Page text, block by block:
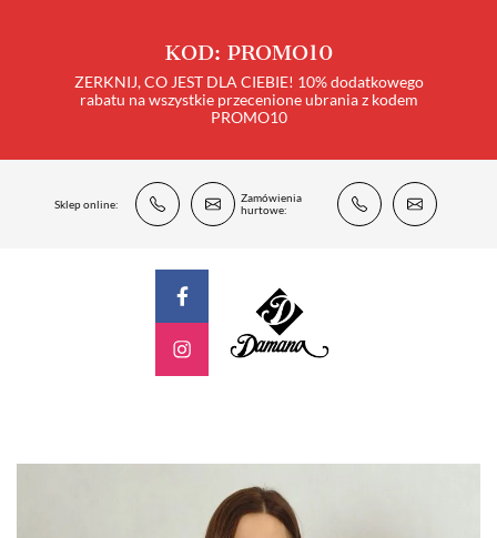
KOD: PROMO10
ZERKNIJ, CO JEST DLA CIEBIE! 10% dodatkowego
rabatu na wszystkie przecenione ubrania z kodem
PROMO10
Sklep online:
Zamówienia
hurtowe: